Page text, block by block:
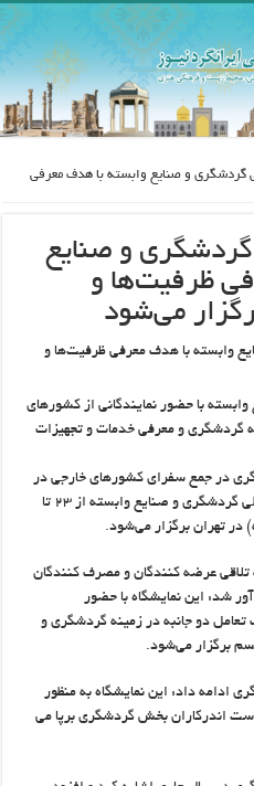
گردشگری و صنایع وابسته با هدف معرفی
گردشگری و صنایع
ظرفیت‌ها و
می‌شود
با حضور نمایندگانی از کشورهای
گردشگری و معرفی خدمات و تجهیزات
در جمع سفرای کشورهای خارجی در
تهران گفت: هشتمین نمایشگاه بین‌المللی گردشگری و صنایع وابسته از ۲۳ تا
تلاقی عرضه کنندگان و مصرف کنندگان
شد: این نمایشگاه با حضور
تعامل دو جانبه در زمینه گردشگری و
برگزار می‌شود.
ادامه داد: این نمایشگاه به منظور
اندرکاران بخش گردشگری برپا می